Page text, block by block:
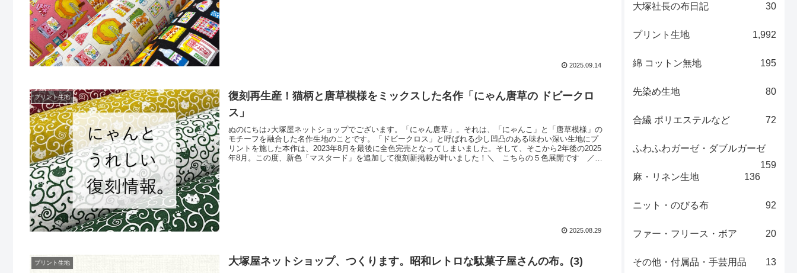
2025.09.14
プリント生地
復刻再生産！猫柄と唐草模様をミックスした名作「にゃん唐草の ドビークロ
ス」
ぬのにちは♪大塚屋ネットショップでございます。「にゃん唐草」。それは、「にゃんこ」と「唐草模様」の
モチーフを融合した名作生地のことです。「ドビークロス」と呼ばれる少し凹凸のある味わい深い生地にプ
リントを施した本作は、2023年8月を最後に全色完売となってしまいました。そして、そこから2年後の2025
年8月。この度、新色「マスタード」を追加して復刻新掲載が叶いました！＼ こちらの５色展開です ／
2025.08.29
プリント生地 大塚屋ネットショップ、つくります。昭和レトロな駄菓子屋さんの布。(3)
大塚社長の布日記 30
プリント生地 1,992
綿 コットン無地 195
先染め生地 80
合繊 ポリエステルなど 72
ふわふわガーゼ・ダブルガーゼ
159
麻・リネン生地
136
ニット・のびる布 92
ファー・フリース・ボア 20
その他・付属品・手芸用品 13